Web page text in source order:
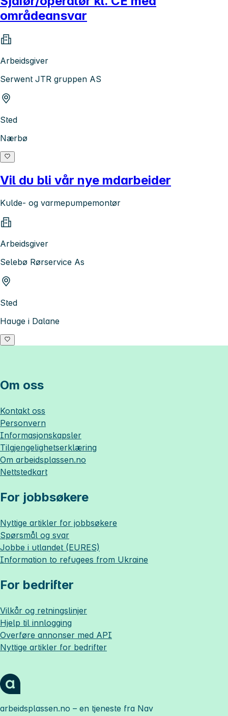
områdeansvar
Arbeidsgiver
Serwent JTR gruppen AS
Sted
Nærbø
Vil du bli vår nye mdarbeider
Kulde- og varmepumpemontør
Arbeidsgiver
Selebø Rørservice As
Sted
Hauge i Dalane
Om oss
Kontakt oss
Personvern
Informasjonskapsler
Tilgjengelighetserklæring
Om arbeidsplassen.no
Nettstedkart
For jobbsøkere
Nyttige artikler for jobbsøkere
Spørsmål og svar
Jobbe i utlandet (EURES)
Information to refugees from Ukraine
For bedrifter
Vilkår og retningslinjer
Hjelp til innlogging
Overføre annonser med API
Nyttige artikler for bedrifter
arbeidsplassen.no – en tjeneste fra Nav